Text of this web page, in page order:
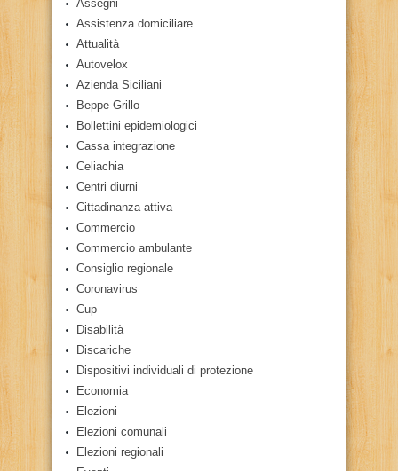
Assegni
Assistenza domiciliare
Attualità
Autovelox
Azienda Siciliani
Beppe Grillo
Bollettini epidemiologici
Cassa integrazione
Celiachia
Centri diurni
Cittadinanza attiva
Commercio
Commercio ambulante
Consiglio regionale
Coronavirus
Cup
Disabilità
Discariche
Dispositivi individuali di protezione
Economia
Elezioni
Elezioni comunali
Elezioni regionali